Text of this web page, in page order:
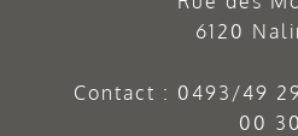
6120
Contact : 0493/49
00 30